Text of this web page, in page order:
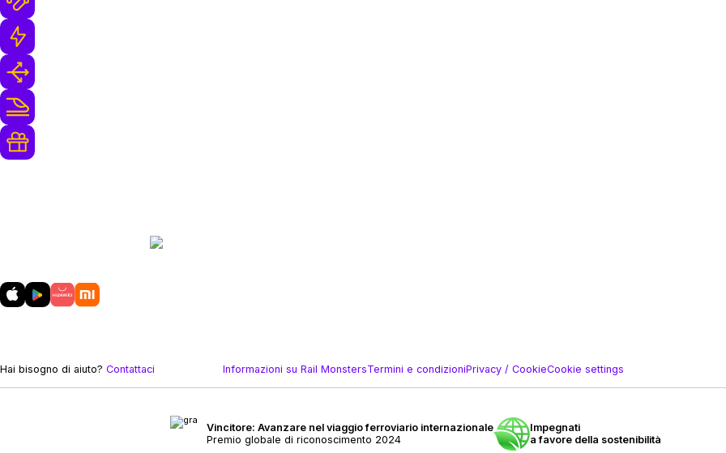
Hai bisogno di aiuto? Contattaci Informazioni su Rail MonstersTermini e condizioniPrivacy / CookieCookie settings
Vincitore: Avanzare nel viaggio ferroviario internazionale
Premio globale di riconoscimento 2024
Impegnati
a favore della sostenibilità